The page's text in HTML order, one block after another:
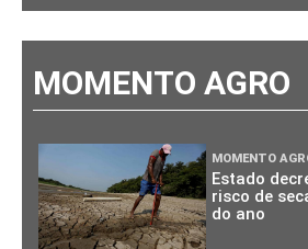
MOMENTO AGRO
MOMENTO
Estado
risco de
do ano